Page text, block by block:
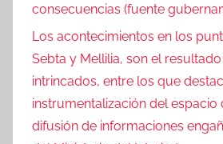
consecuencias (fuente
Los acontecimientos en los
Sebta y Mellilia, son el
intrincados, entre los que
instrumentalización del espacio
difusión de informaciones